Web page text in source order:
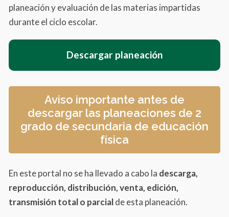
planeación y evaluación de las materias impartidas
durante el ciclo escolar.
Descargar planeación
Aviso importante antes de
descargar las planeaciones de 2
grado de secundaria de educación
física
En este portal no se ha llevado a cabo la descarga,
reproducción, distribución, venta, edición,
transmisión total o parcialde esta planeación.